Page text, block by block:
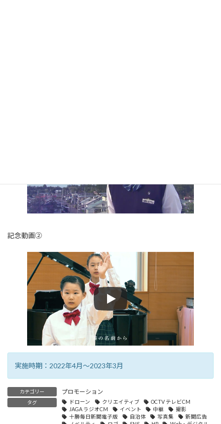
記念動画②
実施時期：2022年4月～2023年3月
カテゴリー プロモーション
タグ ドローン クリエイティブ
OCTV テレビCM
JAGA ラジオCM
イベント 中継
撮影
十勝毎日新聞電子版
自治体 写真集
新聞広告